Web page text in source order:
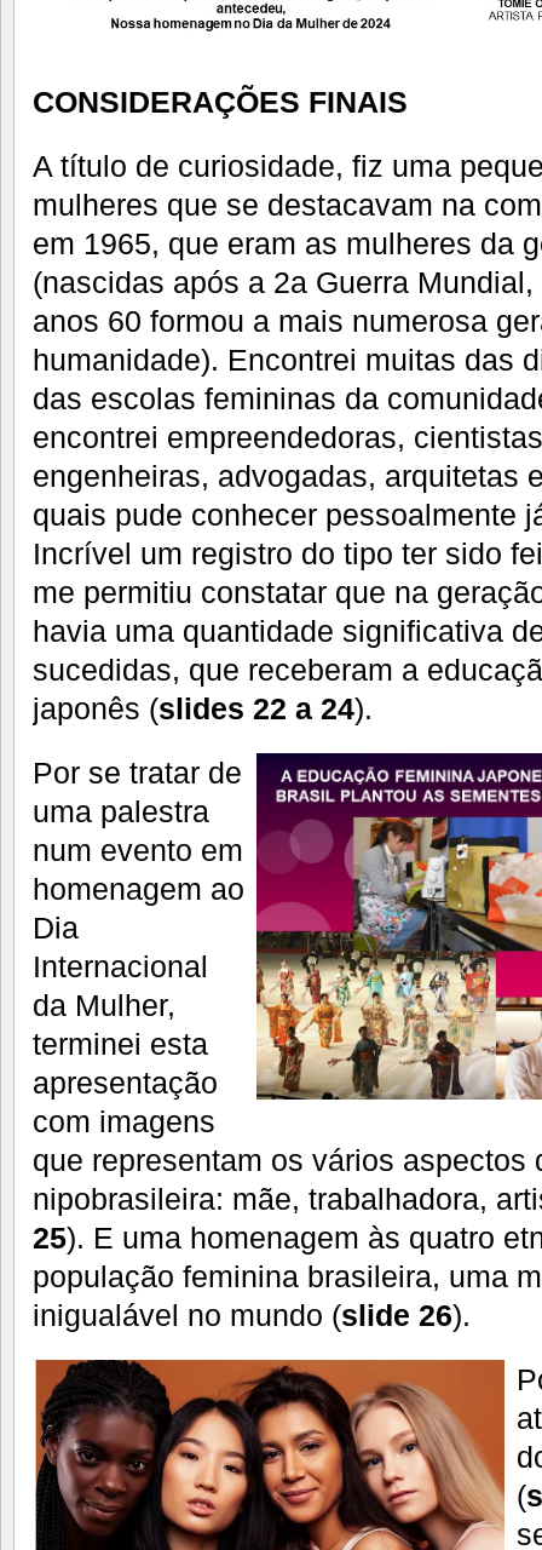
CONSIDERAÇÕES FINAIS
A título de curiosidade, fiz uma
mulheres que se destacavam na
em 1965, que eram as mulheres da
(nascidas após a 2a Guerra
anos 60 formou a mais numerosa
humanidade). Encontrei muitas das
das escolas femininas da
encontrei empreendedoras,
engenheiras, advogadas, arquitetas
quais pude conhecer pessoalmente
Incrível um registro do tipo ter sido
me permitiu constatar que na
havia uma quantidade significativa
sucedidas, que receberam a
japonês (slides 22 a 24).
Por se tratar de
uma palestra
num evento em
homenagem ao
Dia
Internacional
da Mulher,
terminei esta
apresentação
com imagens
que representam os vários aspectos
nipobrasileira: mãe, trabalhadora,
25). E uma homenagem às quatro
população feminina brasileira, uma
inigualável no mundo (slide 26).
(